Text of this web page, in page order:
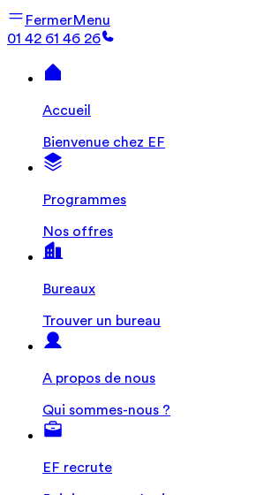
FermerMenu
01 42 61 46 26
Accueil
Bienvenue chez EF
Programmes
Nos offres
Bureaux
Trouver un bureau
A propos de nous
Qui sommes-nous ?
EF recrute